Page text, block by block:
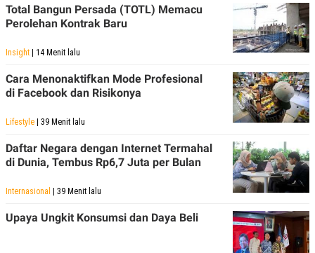
Total Bangun Persada (TOTL) Memacu
Perolehan Kontrak Baru
Insight | 14 Menit lalu
Cara Menonaktifkan Mode Profesional
di Facebook dan Risikonya
Lifestyle | 39 Menit lalu
Daftar Negara dengan Internet Termahal
di Dunia, Tembus Rp6,7 Juta per Bulan
Internasional | 39 Menit lalu
Upaya Ungkit Konsumsi dan Daya Beli